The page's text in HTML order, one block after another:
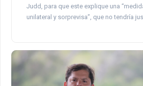
Judd, para que este explique una
unilateral y sorprevisa”, que no tendría